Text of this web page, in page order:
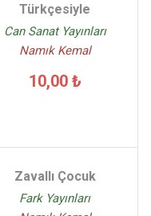
Türkçesiyle
Can Sanat Yayınları
Namık Kemal
10,00 ₺
Zavallı Çocuk
Fark Yayınları